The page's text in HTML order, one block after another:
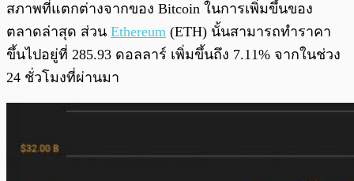
สภาพที่แตกต่างจากของ Bitcoin ในการเพิ่มขึ้นของ
ตลาดล่าสุด ส่วน Ethereum (ETH) นั้นสามารถทำราคา
ขึ้นไปอยู่ที่ 285.93 ดอลลาร์ เพิ่มขึ้นถึง 7.11% จากในช่วง
24 ชั่วโมงที่ผ่านมา